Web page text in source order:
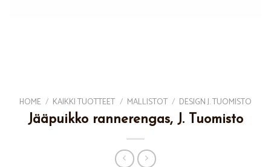
HOME / KAIKKI TUOTTEET / MALLISTOT / DESIGN J. TUOMISTO
Jääpuikko rannerengas, J. Tuomisto